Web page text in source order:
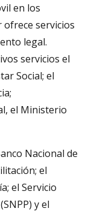
en los
servicios
legal.
servicios el
Social; el
el Ministerio
Nacional de
el
el Servicio
y el